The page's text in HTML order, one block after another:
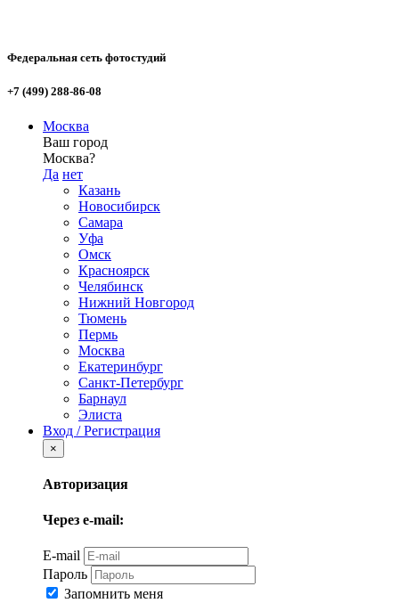
Федеральная сеть фотостудий
+7 (499) 288-86-08
Москва
Ваш город
Москва?
Да нет
Казань
Новосибирск
Самара
Уфа
Омск
Красноярск
Челябинск
Нижний Новгород
Тюмень
Пермь
Москва
Екатеринбург
Санкт-Петербург
Барнаул
Элиста
Вход / Регистрация
×
Авторизация
Через e-mail:
E-mail
Пароль
Запомнить меня